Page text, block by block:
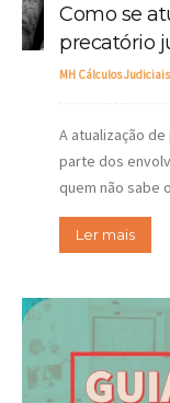
Como se
precatório
MH Cálculos Judiciais
A atualização
parte dos
quem não sabe
Ler mais